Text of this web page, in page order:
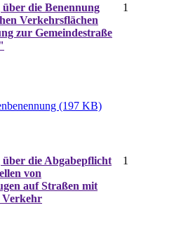
die Benennung
Verkehrsflächen
zur Gemeindestraße
1
(197 KB)
die Abgabepflicht
von
auf Straßen mit
Verkehr
1